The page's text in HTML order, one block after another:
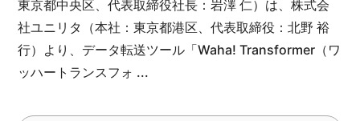
東京都中央区、代表取締役社長：岩澤 仁）は、株式会
社ユニリタ（本社：東京都港区、代表取締役：北野 裕
行）より、データ転送ツール「Waha! Transformer（ワ
ッハートランスフォ ...